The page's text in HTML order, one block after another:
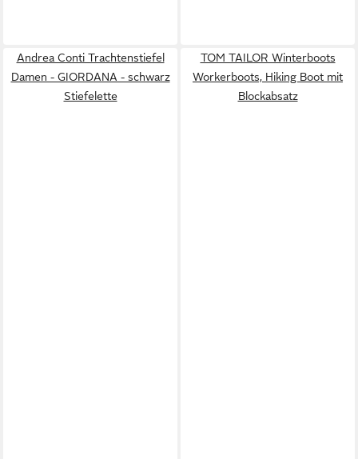
Andrea Conti Trachtenstiefel
Damen - GIORDANA - schwarz
Stiefelette
TOM TAILOR Winterboots
Workerboots, Hiking Boot mit
Blockabsatz